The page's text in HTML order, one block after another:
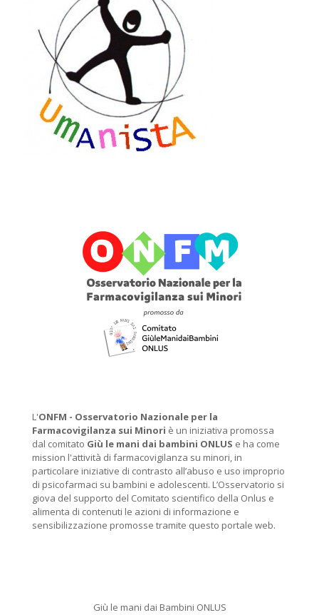
L'ONFM - Osservatorio Nazionale per la
Farmacovigilanza sui Minori è un iniziativa promossa
dal comitato Giù le mani dai bambini ONLUS e ha come
mission l'attività di farmacovigilanza su minori, in
particolare iniziative di contrasto all’abuso e uso improprio
di psicofarmaci su bambini e adolescenti. L’Osservatorio si
giova del supporto del Comitato scientifico della Onlus e
alimenta di contenuti le azioni di informazione e
sensibilizzazione promosse tramite questo portale web.
Giù le mani dai Bambini ONLUS